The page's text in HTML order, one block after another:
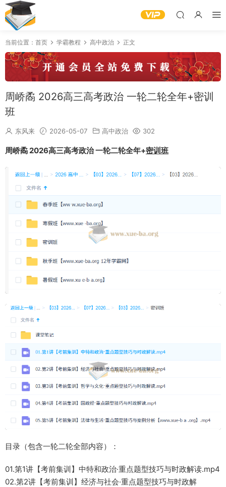
当前位置： 首页 学霸教程 高中政治 正文
周峤矞 2026高三高考政治 一轮二轮全年+密训
班
东风来 2026-05-07 高中政治 302
周峤矞 2026高三高考政治 一轮二轮全年+密训班
目录（包含一轮二轮全部内容）：
01.第1讲【考前集训】中特和政治·重点题型技巧与时政解读.mp4
02.第2讲【考前集训】经济与社会·重点题型技巧与时政解